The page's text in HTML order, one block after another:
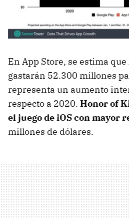
En App Store, se estima
gastarán 52.300 millones
representa un aumento
respecto a 2020. Honor of
el juego de iOS con mayor
millones de dólares.